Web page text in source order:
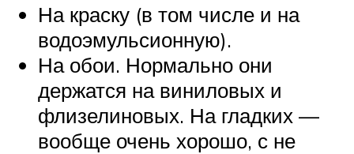
На краску (в том числе и на
водоэмульсионную).
На обои. Нормально они
держатся на виниловых и
флизелиновых. На гладких —
вообще очень хорошо, с не